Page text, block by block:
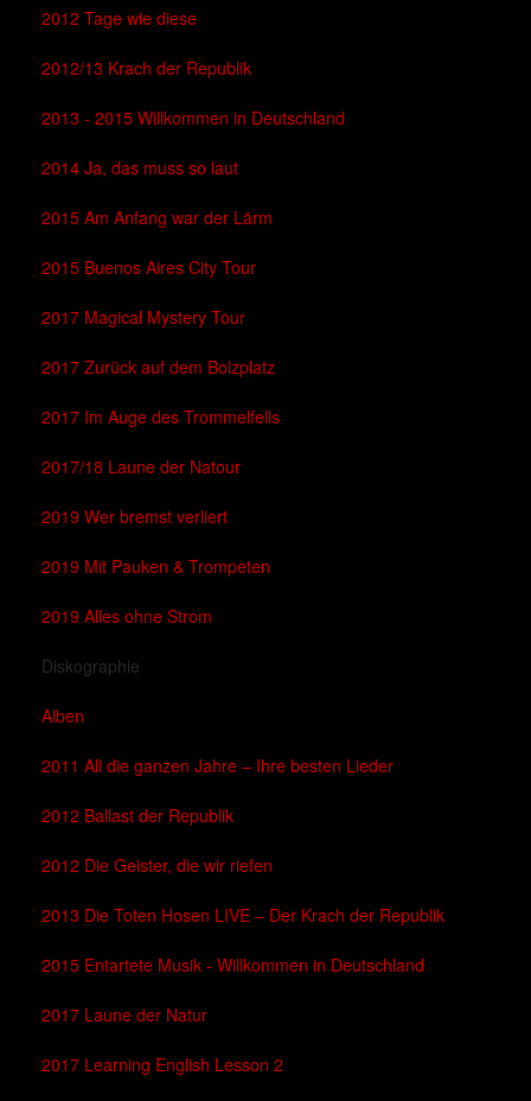
2012 Tage wie diese
2012/13 Krach der Republik
2013 - 2015 Willkommen in Deutschland
2014 Ja, das muss so laut
2015 Am Anfang war der Lärm
2015 Buenos Aires City Tour
2017 Magical Mystery Tour
2017 Zurück auf dem Bolzplatz
2017 Im Auge des Trommelfells
2017/18 Laune der Natour
2019 Wer bremst verliert
2019 Mit Pauken & Trompeten
2019 Alles ohne Strom
Diskographie
Alben
2011 All die ganzen Jahre – Ihre besten Lieder
2012 Ballast der Republik
2012 Die Geister, die wir riefen
2013 Die Toten Hosen LIVE – Der Krach der Republik
2015 Entartete Musik - Willkommen in Deutschland
2017 Laune der Natur
2017 Learning English Lesson 2